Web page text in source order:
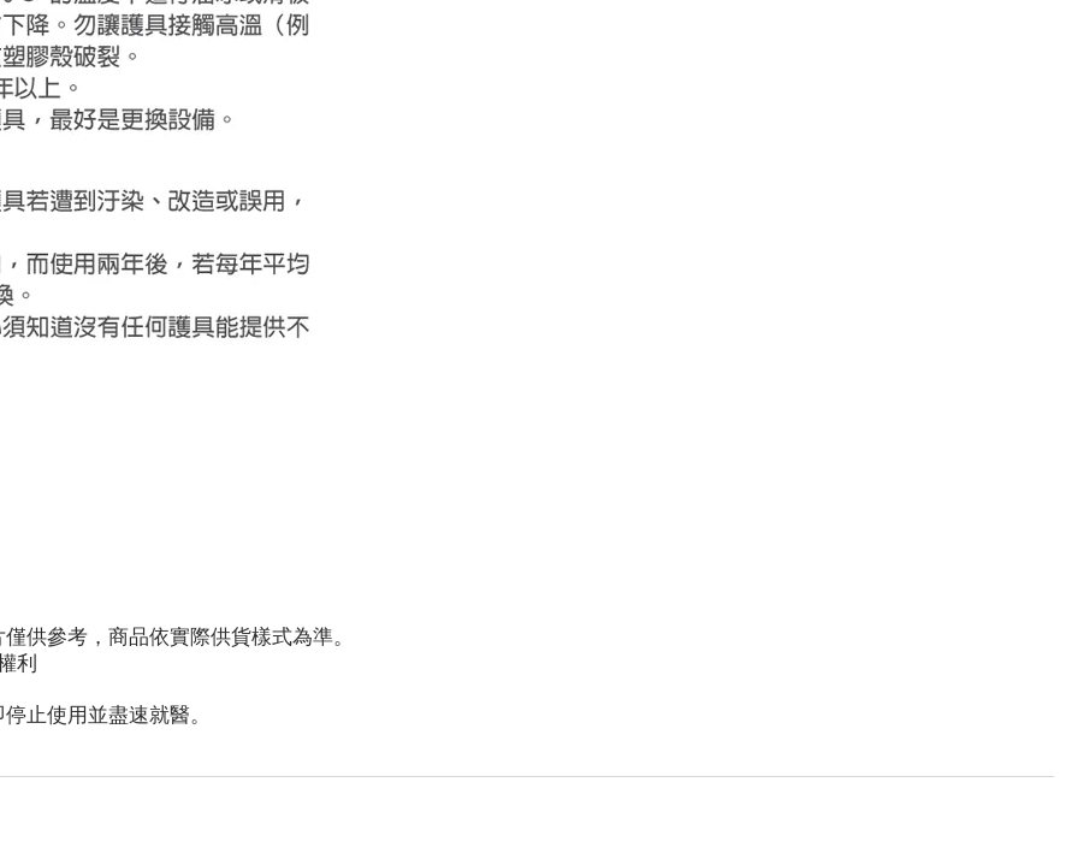
供參考，商品依實際供貨樣式為準。
利
止使用並盡速就醫。